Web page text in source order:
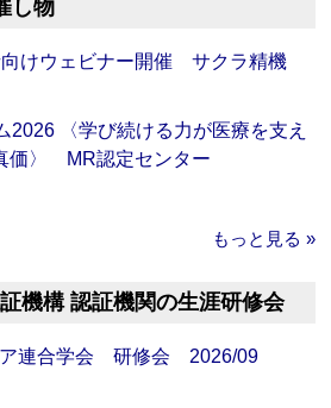
し物
けウェビナー開催 サクラ精機
2026 〈学び続ける力が医療を支え
価〉 MR認定センター
もっと見る »
機構 認証機関の生涯研修会
ア連合学会 研修会 2026/09